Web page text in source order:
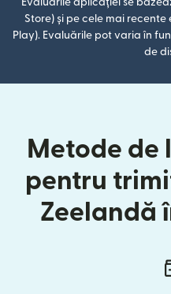
Store) și pe cele mai
Play). Evaluările pot varia în
de
Metode de
pentru
Zeelandă